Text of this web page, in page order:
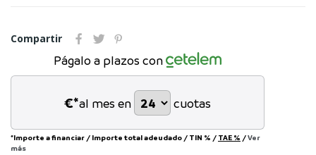
Compartir
Págalo a plazos con
€*al mes en cuotas
*Importe a financiar / Importe total adeudado / TIN % / TAE % /Ver
más